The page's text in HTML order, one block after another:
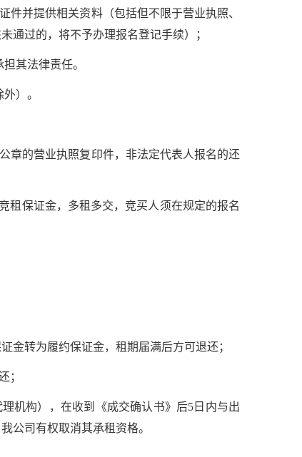
件并提供相关资料（包括但不限于营业执照、
通过的，将不予办理报名登记手续）；
其法律责任。
）。
章的营业执照复印件，非法定代表人报名的还
租保证金，多租多交，竞买人须在规定的报名
金转为履约保证金，租期届满后方可退还；
；
机构），在收到《成交确认书》后5日内与出
公司有权取消其承租资格。